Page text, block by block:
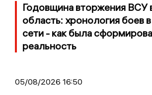
Годовщина вторжения ВСУ
область: хронология боев
сети - как была
реальность
05/08/2026 16:50